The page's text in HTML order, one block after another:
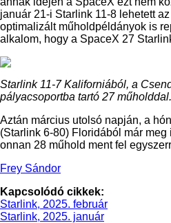
január 21-i Starlink 11-8 lehetett
optimalizált műholdpéldányok is
alkalom, hogy a SpaceX 27
Starlink 11-7 Kaliforniából, a
pályacsoportba tartó 27
Aztán március utolsó napján, a
(Starlink 6-80) Floridából már
onnan 28 műhold ment fel
Frey Sándor
Kapcsolódó cikkek:
Starlink, 2025. február
Starlink, 2025. január